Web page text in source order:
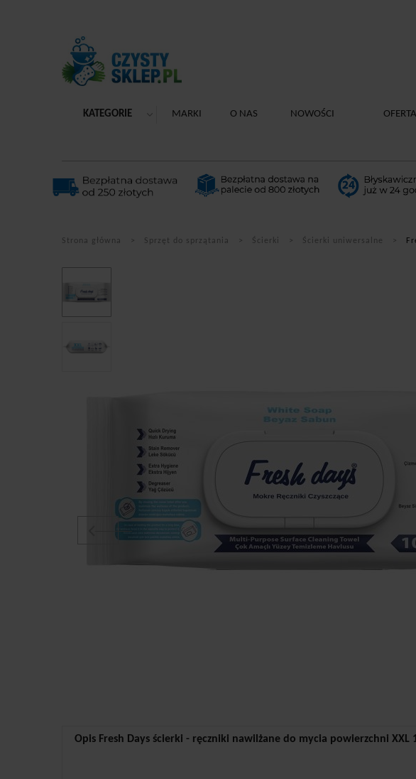
KATEGORIE MARKI O NAS NOWOŚCI
Strona główna Sprzęt do sprzątania Ścierki Ścierki uniwersalne
Opis Fresh Days ścierki - ręczniki nawilżane do mycia powierzchni XXL